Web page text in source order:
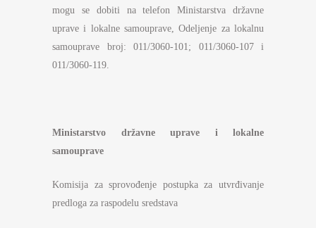
mogu se dobiti na telefon Ministarstva državne
uprave i lokalne samouprave, Odeljenje za lokalnu
samouprave broj: 011/3060-101; 011/3060-107 i
011/3060-119.
Ministarstvo državne uprave i lokalne
samouprave
Komisija za sprovođenje postupka za utvrđivanje
predloga za raspodelu sredstava